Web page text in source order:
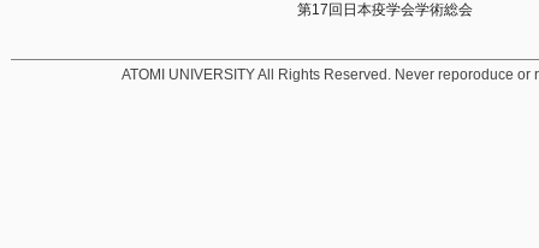
第17回日本疫学会学術総会